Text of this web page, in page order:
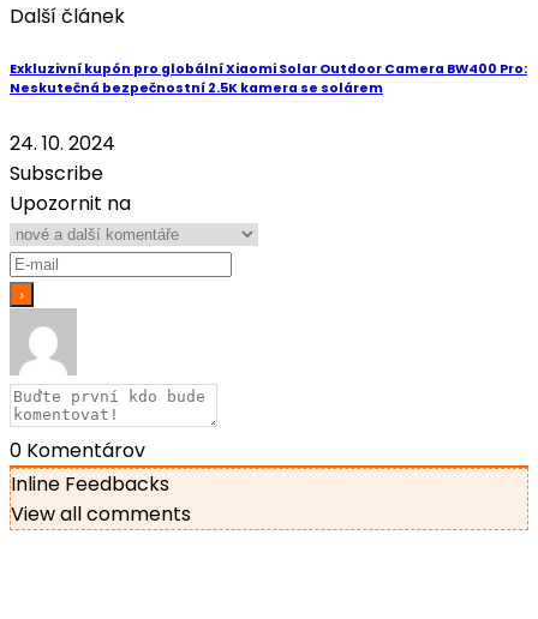
Další článek
Exkluzivní kupón pro globální Xiaomi Solar Outdoor Camera BW400 Pro:
Neskutečná bezpečnostní 2.5K kamera se solárem
24. 10. 2024
Subscribe
Upozornit na
0 Komentárov
Inline Feedbacks
View all comments